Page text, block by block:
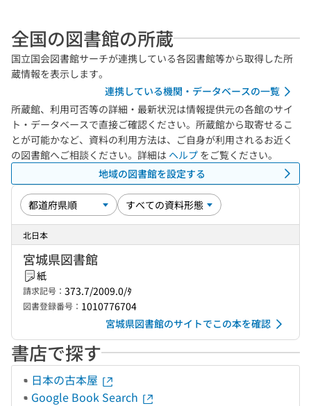
全国の図書館の所蔵
国立国会図書館サーチが連携している各図書館等から取得した所
蔵情報を表示します。
連携している機関・データベースの一覧
所蔵館、利用可否等の詳細・最新状況は情報提供元の各館のサイ
ト・データベースで直接ご確認ください。所蔵館から取寄せるこ
とが可能かなど、資料の利用方法は、ご自身が利用されるお近く
の図書館へご相談ください。詳細は ヘルプ をご覧ください。
地域の図書館を設定する
北日本
宮城県図書館
紙
請求記号： 373.7/2009.0/ﾀ
図書登録番号： 1010776704
宮城県図書館のサイトでこの本を確認
書店で探す
日本の古本屋
Google Book Search